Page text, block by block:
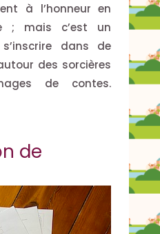
à l’honneur en
; mais c’est un
dans de
des sorcières
de contes.
de